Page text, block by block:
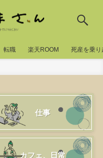
転職 楽天ROOM 死産を乗り
仕事
カフェ、日常